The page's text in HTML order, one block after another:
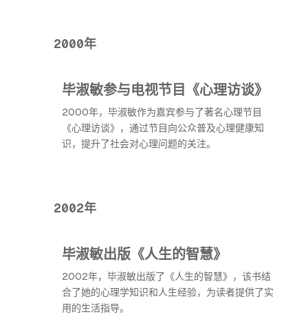
2000年
毕淑敏参与电视节目《心理访谈》
2000年，毕淑敏作为嘉宾参与了著名心理节目
《心理访谈》，通过节目向公众普及心理健康知
识，提升了社会对心理问题的关注。
2002年
毕淑敏出版《人生的智慧》
2002年，毕淑敏出版了《人生的智慧》，该书结
合了她的心理学知识和人生经验，为读者提供了实
用的生活指导。